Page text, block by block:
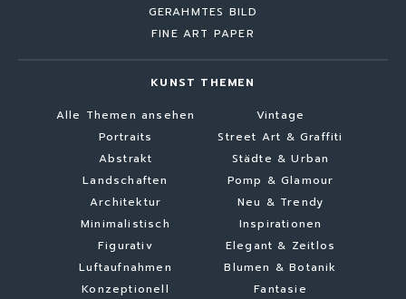
GERAHMTES BILD
FINE ART PAPER
KUNST THEMEN
Alle Themen ansehen
Portraits
Abstrakt
Landschaften
Architektur
Minimalistisch
Figurativ
Luftaufnahmen
Konzeptionell
Vintage
Street Art & Graffiti
Städte & Urban
Pomp & Glamour
Neu & Trendy
Inspirationen
Elegant & Zeitlos
Blumen & Botanik
Fantasie